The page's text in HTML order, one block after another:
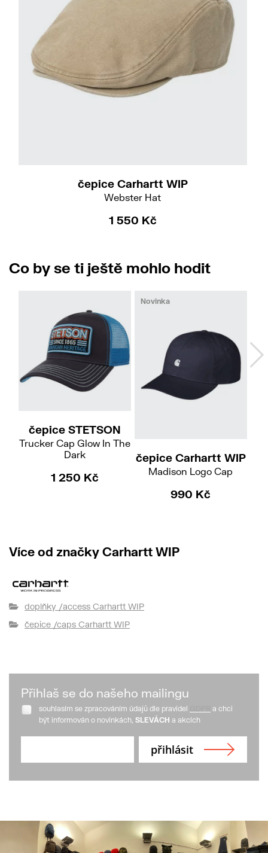
čepice Carhartt WIP
Webster Hat
1 550 Kč
Co by se ti ještě mohlo hodit
čepice STETSON
Trucker Cap Glow In The
Dark
1 250 Kč
Novinka
čepice Carhartt WIP
Madison Logo Cap
990 Kč
Více od značky Carhartt WIP
doplňky /access Carhartt WIP
čepice /caps Carhartt WIP
Přihlaš se do našeho mailingu
souhlasím se zpracováním údajů dle pravidel
a chci
být informován o novinkách, SLEVÁCH a akcích